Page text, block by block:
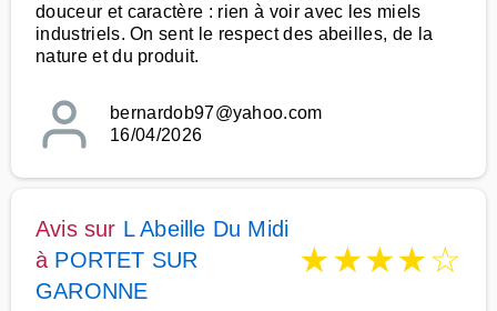
douceur et caractère : rien à voir avec les miels
industriels. On sent le respect des abeilles, de la
nature et du produit.
bernardob97@yahoo.com
16/04/2026
Avis sur L Abeille Du Midi
à PORTET SUR
GARONNE
★★★★☆